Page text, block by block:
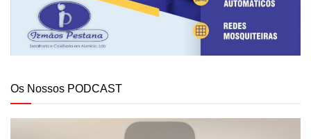
Os Nossos PODCAST